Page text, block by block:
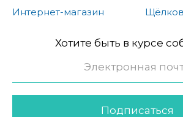
Интернет-магазин
Хотите быть в курсе
Подписаться